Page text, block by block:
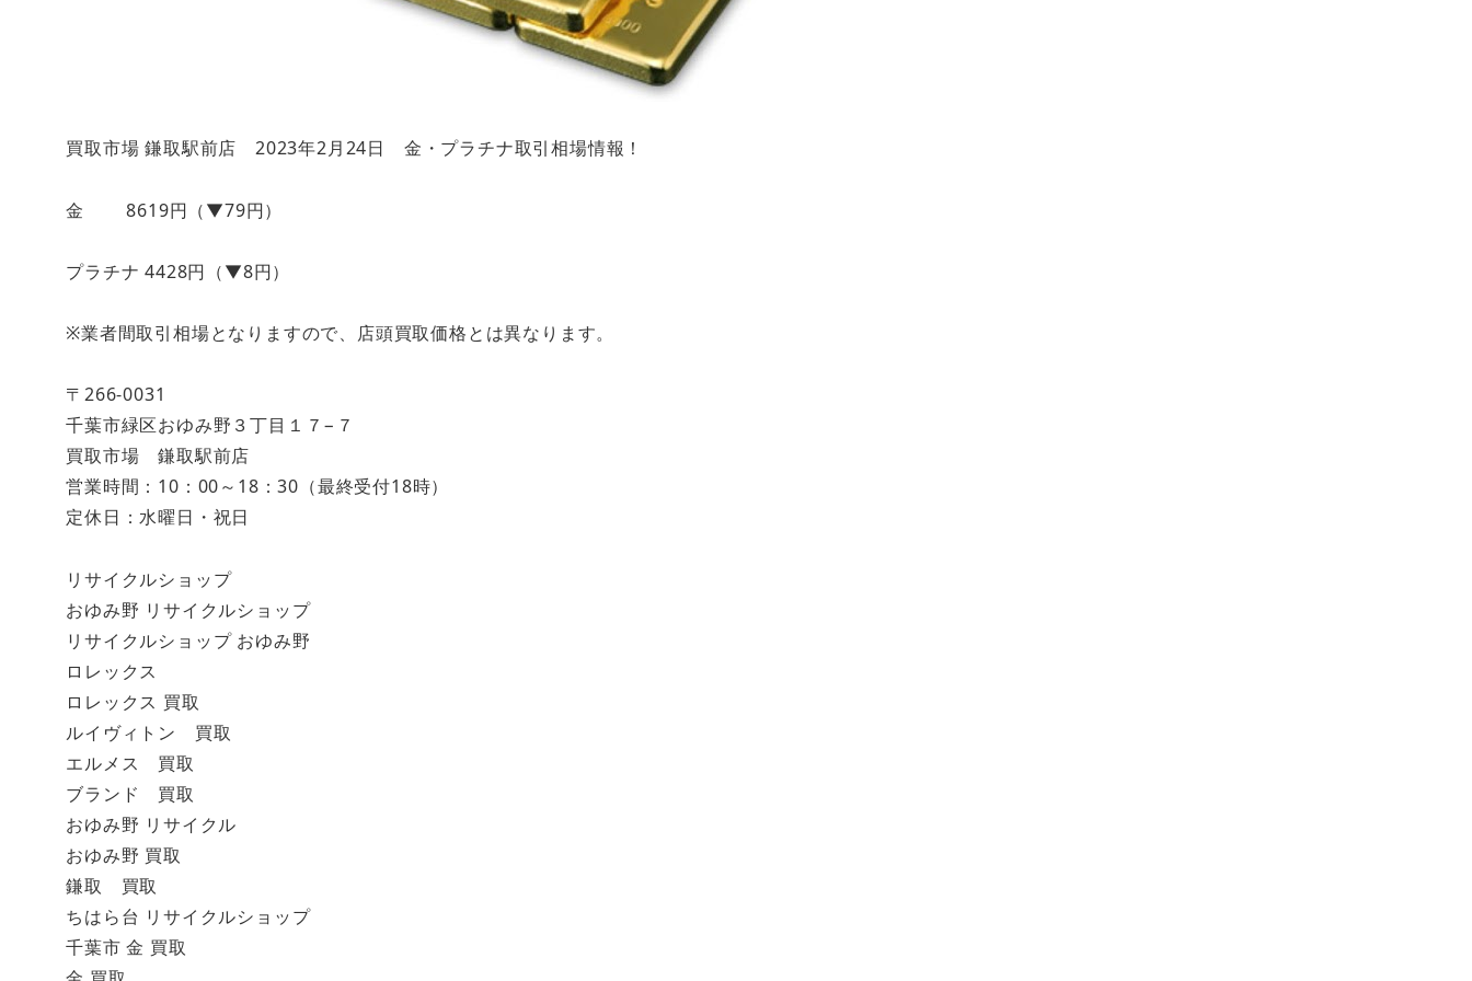
買取市場 鎌取駅前店 2023年2月24日 金・プラチナ取引相場情報！
金 8619円（▼79円）
プラチナ 4428円（▼8円）
※業者間取引相場となりますので、店頭買取価格とは異なります。
〒266-0031
千葉市緑区おゆみ野３丁目１７−７
買取市場 鎌取駅前店
営業時間：10：00～18：30（最終受付18時）
定休日：水曜日・祝日
リサイクルショップ
おゆみ野 リサイクルショップ
リサイクルショップ おゆみ野
ロレックス
ロレックス 買取
ルイヴィトン 買取
エルメス 買取
ブランド 買取
おゆみ野 リサイクル
おゆみ野 買取
鎌取 買取
ちはら台 リサイクルショップ
千葉市 金 買取